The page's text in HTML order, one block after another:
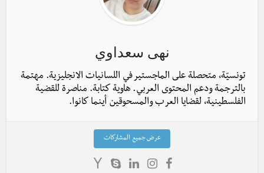
نهى سعداوي
تونسيّة، متحصلة على الماجستير في اللسانيات الانجليزية. مهتمة
بالترجمة ودعم المحتوى العربي. هاوية كتابة. مناصرة للقضية
الفلسطينية، لقضايا العرب والمسحوقين أينما كانوا.
عرض جميع المشاركات